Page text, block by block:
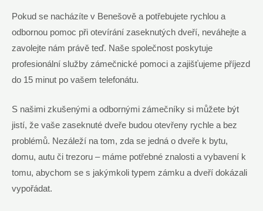
Pokud se nacházíte v Benešově a potřebujete rychlou a
odbornou pomoc při otevírání zaseknutých dveří, neváhejte a
zavolejte nám právě teď. Naše společnost poskytuje
profesionální služby zámečnické pomoci a zajišťujeme příjezd
do 15 minut po vašem telefonátu.
S našimi zkušenými a odbornými zámečníky si můžete být
jistí, že vaše zaseknuté dveře budou otevřeny rychle a bez
problémů. Nezáleží na tom, zda se jedná o dveře k bytu,
domu, autu či trezoru – máme potřebné znalosti a vybavení k
tomu, abychom se s jakýmkoli typem zámku a dveří dokázali
vypořádat.